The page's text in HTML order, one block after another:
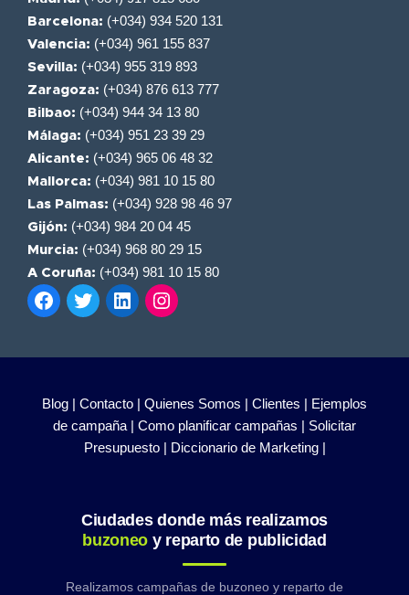
Barcelona: (+034) 934 520 131
Valencia: (+034) 961 155 837
Sevilla: (+034) 955 319 893
Zaragoza: (+034) 876 613 777
Bilbao: (+034) 944 34 13 80
Málaga: (+034) 951 23 39 29
Alicante: (+034) 965 06 48 32
Mallorca: (+034) 981 10 15 80
Las Palmas: (+034) 928 98 46 97
Gijón: (+034) 984 20 04 45
Murcia: (+034) 968 80 29 15
A Coruña: (+034) 981 10 15 80
Blog | Contacto | Quienes Somos | Clientes | Ejemplos
de campaña | Como planificar campañas | Solicitar
Presupuesto | Diccionario de Marketing |
Ciudades donde más realizamos
buzoneo y reparto de publicidad
Realizamos campañas de buzoneo y reparto de